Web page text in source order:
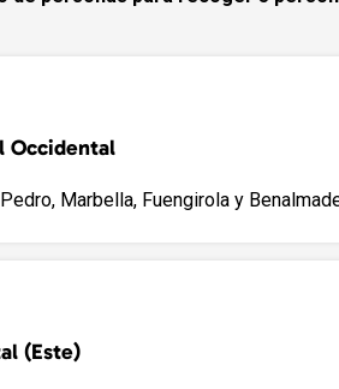
Occidental
Marbella, Fuengirola y
(Este)